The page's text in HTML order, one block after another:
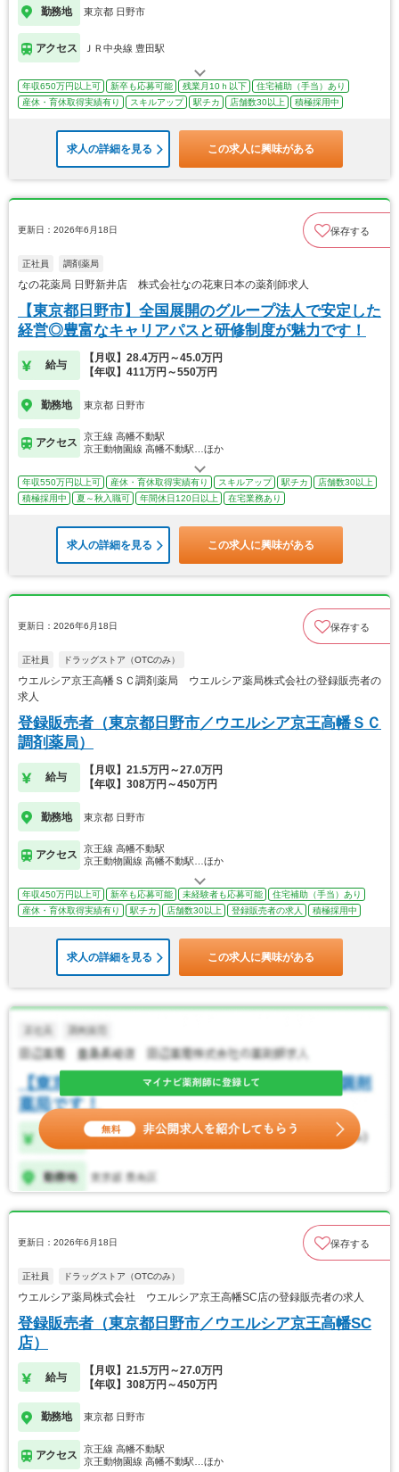
勤務地 東京都 日野市
アクセス ＪＲ中央線 豊田駅
年収650万円以上可 新卒も応募可能 残業月10ｈ以下
住宅補助（手当）あり
産休・育休取得実績有り
スキルアップ 駅チカ 店舗数30以上 積極採用中
求人の詳細を見る この求人に興味がある
更新日：2026年6月18日 保存する
正社員 調剤薬局
なの花薬局 日野新井店 株式会社なの花東日本の薬剤師求人
【東京都日野市】全国展開のグループ法人で安定した
経営◎豊富なキャリアパスと研修制度が魅力です！
給与
【月収】28.4万円～45.0万円
【年収】411万円～550万円
勤務地 東京都 日野市
アクセス
京王線 高幡不動駅
京王動物園線 高幡不動駅…ほか
年収550万円以上可 産休・育休取得実績有り スキルアップ 駅チカ
店舗数30以上
積極採用中
夏～秋入職可 年間休日120日以上 在宅業務あり
求人の詳細を見る この求人に興味がある
更新日：2026年6月18日 保存する
正社員 ドラッグストア（OTCのみ）
ウエルシア京王高幡ＳＣ調剤薬局 ウエルシア薬局株式会社の登録販売者の
求人
登録販売者（東京都日野市／ウエルシア京王高幡ＳＣ
調剤薬局）
給与
【月収】21.5万円～27.0万円
【年収】308万円～450万円
勤務地 東京都 日野市
アクセス
京王線 高幡不動駅
京王動物園線 高幡不動駅…ほか
年収450万円以上可 新卒も応募可能 未経験者も応募可能
住宅補助（手当）あり
産休・育休取得実績有り
駅チカ 店舗数30以上 登録販売者の求人 積極採用中
求人の詳細を見る この求人に興味がある
更新日：2026年6月18日 保存する
正社員 ドラッグストア（OTCのみ）
ウエルシア薬局株式会社 ウエルシア京王高幡SC店の登録販売者の求人
登録販売者（東京都日野市／ウエルシア京王高幡SC
店）
給与
【月収】21.5万円～27.0万円
【年収】308万円～450万円
勤務地 東京都 日野市
アクセス
京王線 高幡不動駅
京王動物園線 高幡不動駅…ほか